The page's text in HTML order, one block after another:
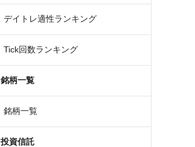
デイトレ適性ランキング
Tick回数ランキング
銘柄一覧
銘柄一覧
投資信託